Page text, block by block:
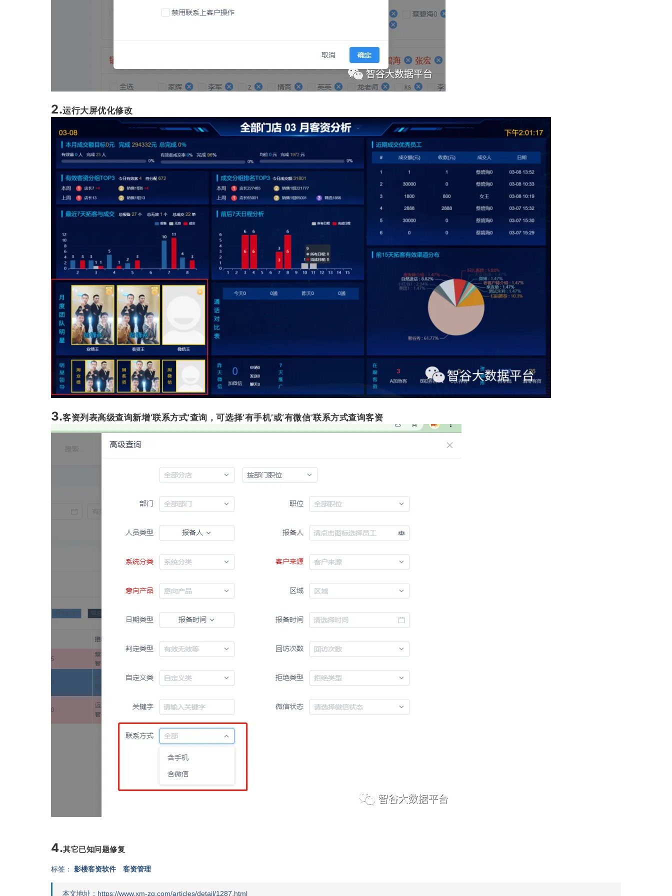
2.运行大屏优化修改
3.客资列表高级查询新增‘联系方式’查询，可选择‘有手机’或‘有微信’联系方式查询客资
4.其它已知问题修复
标签： 影楼客资软件 客资管理
本文地址：https://www.xm-zg.com/articles/detail/1287.html